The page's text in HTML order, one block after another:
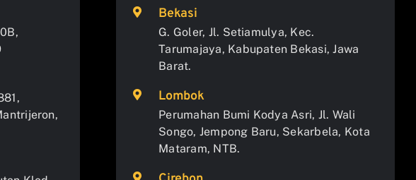
Bekasi
G. Goler, Jl. Setiamulya, Kec.
Tarumajaya, Kabupaten Bekasi, Jawa
Barat.
Lombok
Perumahan Bumi Kodya Asri, Jl. Wali
Songo, Jempong Baru, Sekarbela, Kota
Mataram, NTB.